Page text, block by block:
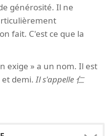
générosité. Il ne
fait. C'est ce que la
exige » a un nom. Il est
et demi.Il s'appelle 仁